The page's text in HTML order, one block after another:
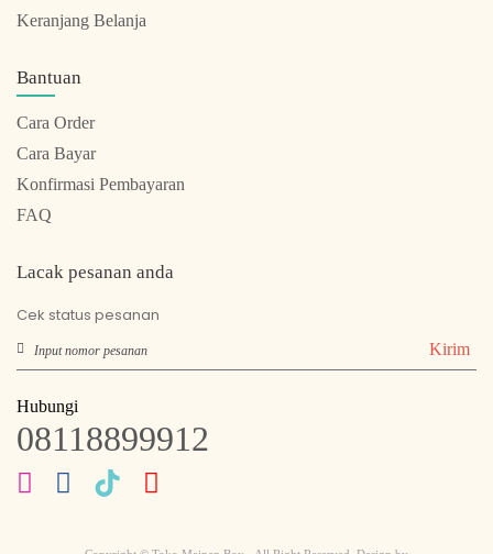
Keranjang Belanja
Bantuan
Cara Order
Cara Bayar
Konfirmasi Pembayaran
FAQ
Lacak pesanan anda
Cek status pesanan
Kirim
Hubungi
08118899912